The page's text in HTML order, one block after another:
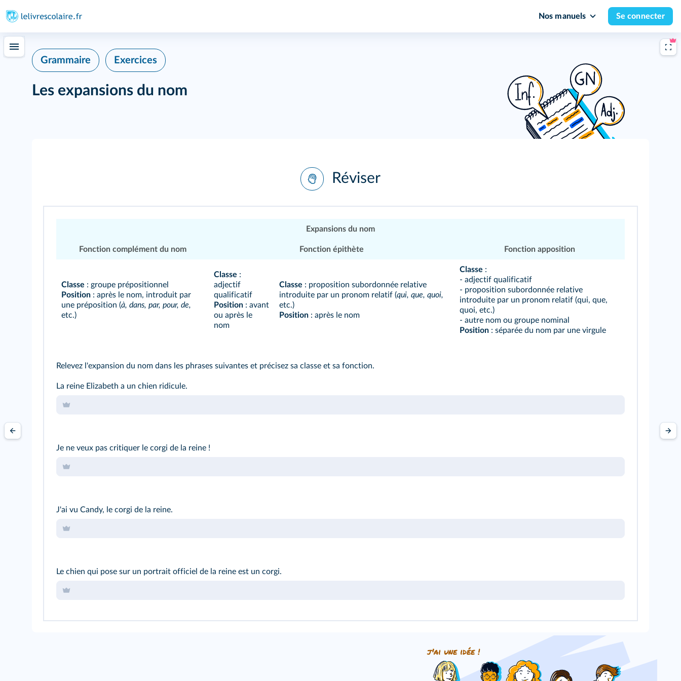
Nos manuels Se connecter
Grammaire Exercices
Les expansions du nom
Réviser
Expansions du nom
Fonction complément du nom Fonction épithète Fonction apposition
Classe : groupe prépositionnel
Position : après le nom, introduit par
une préposition (à, dans, par, pour, de,
etc.)
Classe :
adjectif
qualificatif
Position : avant
ou après le
nom
Classe : proposition subordonnée relative
introduite par un pronom relatif (qui, que, quoi,
etc.)
Position : après le nom
Classe :
- adjectif qualificatif
- proposition subordonnée relative
introduite par un pronom relatif (qui, que,
quoi, etc.)
- autre nom ou groupe nominal
Position : séparée du nom par une virgule
Relevez l'expansion du nom dans les phrases suivantes et précisez sa classe et sa fonction.
La reine Elizabeth a un chien ridicule.
Je ne veux pas critiquer le corgi de la reine !
J'ai vu Candy, le corgi de la reine.
Le chien qui pose sur un portrait officiel de la reine est un corgi.
j'ai une idée !